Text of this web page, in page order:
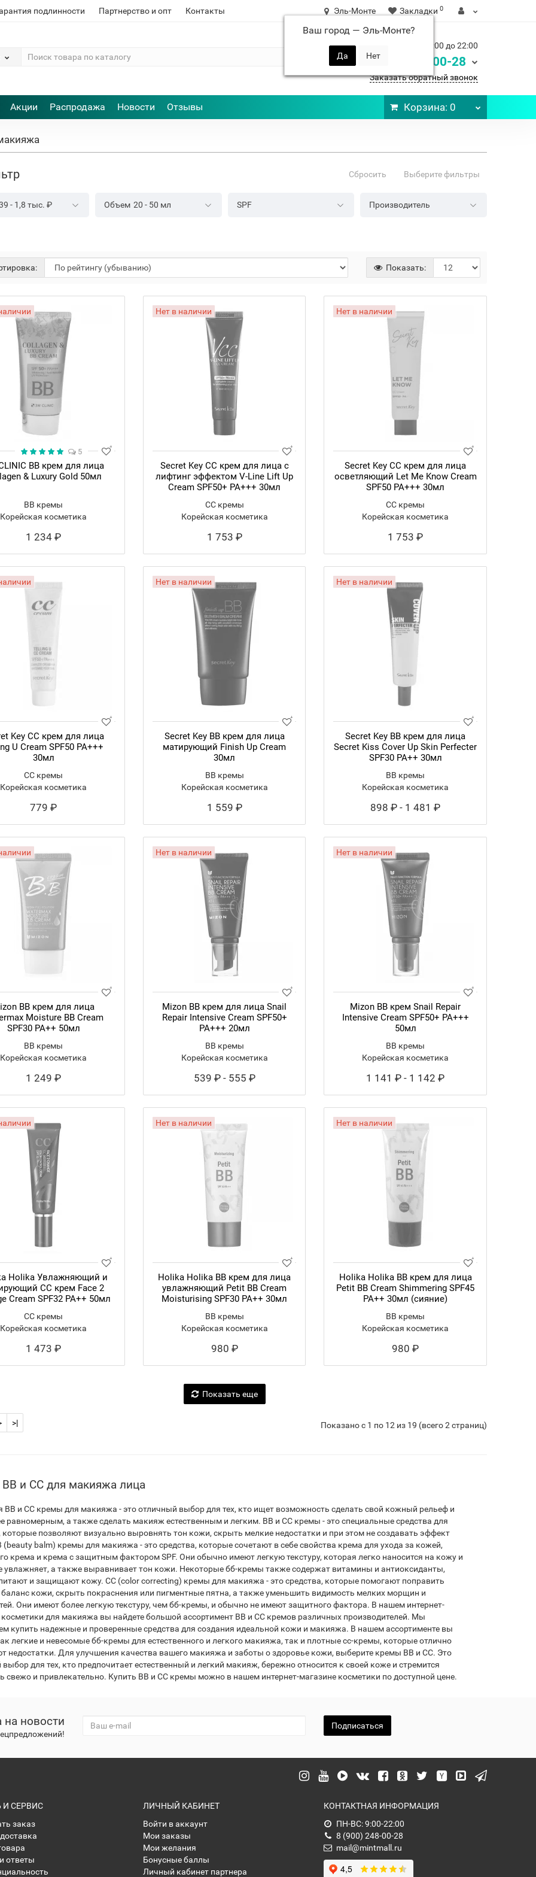
подлинности Партнерство и опт Контакты Эль-Монте
Ваш город — Эль-Монте?
Закладки 0
Ежедневно с 9:00 до 22:00
8 900 248-00-28
Заказать обратный звонок
Акции Распродажа Новости Отзывы Корзина: 0
Сбросить Выберите фильтры
- 1,8 тыс. ₽ 20 - 50 мл
Объем SPF Производитель
Показать:
BB крем для лица
& Luxury Gold 50мл
5
BB кремы
Корейская косметика
1 234 ₽
Нет в наличии
Secret Key CC крем для лица с
лифтинг эффектом V-Line Lift Up
Cream SPF50+ PA+++ 30мл
CC кремы
Корейская косметика
1 753 ₽
Нет в наличии
Secret Key CC крем для лица
осветляющий Let Me Know Cream
SPF50 PA+++ 30мл
CC кремы
Корейская косметика
1 753 ₽
Key CC крем для лица
U Cream SPF50 PA+++
30мл
CC кремы
Корейская косметика
779 ₽
Нет в наличии
Secret Key BB крем для лица
матирующий Finish Up Cream
30мл
BB кремы
Корейская косметика
1 559 ₽
Нет в наличии
Secret Key BB крем для лица
Secret Kiss Cover Up Skin Perfecter
SPF30 PA++ 30мл
BB кремы
Корейская косметика
898 ₽ - 1 481 ₽
BB крем для лица
Moisture BB Cream
SPF30 PA++ 50мл
BB кремы
Корейская косметика
1 249 ₽
Нет в наличии
Mizon BB крем для лица Snail
Repair Intensive Cream SPF50+
РА+++ 20мл
BB кремы
Корейская косметика
539 ₽ - 555 ₽
Нет в наличии
Mizon BB крем Snail Repair
Intensive Cream SPF50+ РА+++
50мл
BB кремы
Корейская косметика
1 141 ₽ - 1 142 ₽
Holika Увлажняющий и
CC крем Face 2
Cream SPF32 PA++ 50мл
CC кремы
Корейская косметика
1 473 ₽
Нет в наличии
Holika Holika BB крем для лица
увлажняющий Petit BB Cream
Moisturising SPF30 PA++ 30мл
BB кремы
Корейская косметика
980 ₽
Нет в наличии
Holika Holika BB крем для лица
Petit BB Cream Shimmering SPF45
PA++ 30мл (сияние)
BB кремы
Корейская косметика
980 ₽
Показать еще
>| Показано с 1 по 12 из 19 (всего 2 страниц)
и CC для макияжа лица
BB и CC кремы для макияжа - это отличный выбор для тех, кто ищет возможность сделать свой кожный рельеф и
равномерным, а также сделать макияж естественным и легким. BB и CC кремы - это специальные средства для
позволяют визуально выровнять тон кожи, скрыть мелкие недостатки и при этом не создавать эффект
(beauty balm) кремы для макияжа - это средства, которые сочетают в себе свойства крема для ухода за кожей,
крема и крема с защитным фактором SPF. Они обычно имеют легкую текстуру, которая легко наносится на кожу и
увлажняет, а также выравнивает тон кожи. Некоторые бб-кремы также содержат витамины и антиоксиданты,
и защищают кожу. CC (color correcting) кремы для макияжа - это средства, которые помогают поправить
баланс кожи, скрыть покраснения или пигментные пятна, а также уменьшить видимость мелких морщин и
Они имеют более легкую текстуру, чем бб-кремы, и обычно не имеют защитного фактора. В нашем интернет-
косметики для макияжа вы найдете большой ассортимент BB и CC кремов различных производителей. Мы
купить надежные и проверенные средства для создания идеальной кожи и макияжа. В нашем ассортименте вы
легкие и невесомые бб-кремы для естественного и легкого макияжа, так и плотные cc-кремы, которые отлично
недостатки. Для улучшения качества вашего макияжа и заботы о здоровье кожи, выберите кремы BB и CC. Это
для тех, кто предпочитает естественный и легкий макияж, бережно относится к своей коже и стремится
свежо и привлекательно. Купить BB и CC кремы можно в нашем интернет-магазине косметики по доступной цене.
на новости Подписаться
СЕРВИС
заказ
ответы
ЛИЧНЫЙ КАБИНЕТ
Войти в аккаунт
Мои заказы
Мои желания
Бонусные баллы
Личный кабинет партнера
КОНТАКТНАЯ ИНФОРМАЦИЯ
ПН-ВС: 9:00-22:00
8 (900) 248-00-28
mail@mintmall.ru